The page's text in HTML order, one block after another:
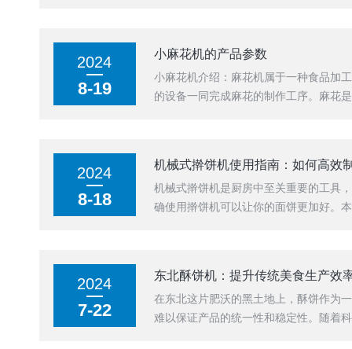
2024
8-19
小麻花机的产品参数
小麻花机介绍：麻花机属于一种食品加
的设备一同完成麻花的制作工序。麻花
2024
8-18
机械式擀饼机使用指南：如何高效
机械式擀饼机是厨房中至关重要的工具
确使用擀饼机可以让你的面饼更加好。
2024
7-22
东北酥饼机：提升传统美食生产效
在东北这片肥沃的黑土地上，酥饼作为
难以保证产品的统一性和稳定性。随着